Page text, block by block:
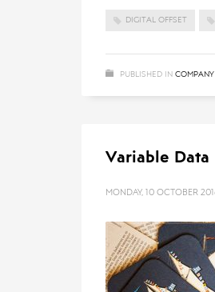
DIGITAL OFFSET
PUBLISHED IN
Variable Data
MONDAY, 10 OCTOBER